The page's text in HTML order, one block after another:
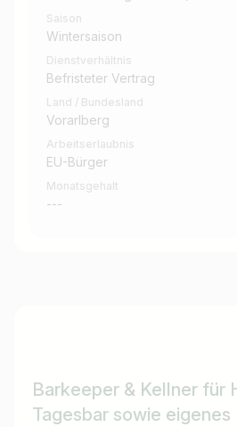
Saison
Wintersaison
Dienstverhältnis
Befristeter Vertrag
Land / Bundesland
Vorarlberg
Arbeitserlaubnis
EU-Bürger
Monatsgehalt
---
Barkeeper & Kellner für
Tagesbar sowie eigenes